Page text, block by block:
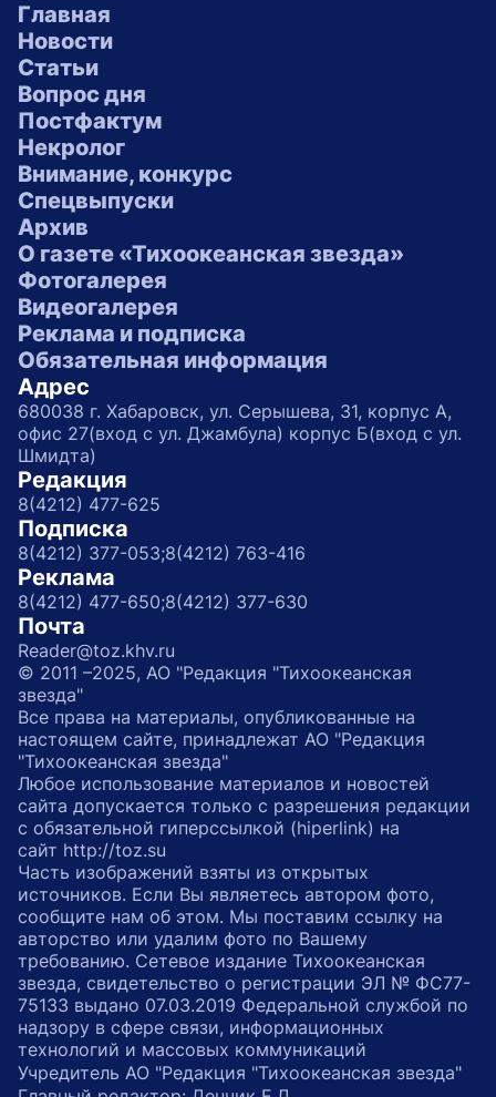
Главная
Новости
Статьи
Вопрос дня
Постфактум
Некролог
Внимание, конкурс
Спецвыпуски
Архив
О газете «Тихоокеанская звезда»
Фотогалерея
Видеогалерея
Реклама и подписка
Обязательная информация
Адрес
680038 г. Хабаровск, ул. Серышева, 31, корпус А,
офис 27(вход с ул. Джамбула) корпус Б(вход с ул.
Шмидта)
Редакция
8(4212) 477-625
Подписка
8(4212) 377-053;8(4212) 763-416
Реклама
8(4212) 477-650;8(4212) 377-630
Почта
Reader@toz.khv.ru
© 2011 –2025, АО "Редакция "Тихоокеанская
звезда"
Все права на материалы, опубликованные на
настоящем сайте, принадлежат АО "Редакция
"Тихоокеанская звезда"
Любое использование материалов и новостей
сайта допускается только с разрешения редакции
с обязательной гиперссылкой (hiperlink) на
сайт http://toz.su
Часть изображений взяты из открытых
источников. Если Вы являетесь автором фото,
сообщите нам об этом. Мы поставим ссылку на
авторство или удалим фото по Вашему
требованию. Сетевое издание Тихоокеанская
звезда, свидетельство о регистрации ЭЛ № ФС77-
75133 выдано 07.03.2019 Федеральной службой по
надзору в сфере связи, информационных
технологий и массовых коммуникаций
Учредитель АО "Редакция "Тихоокеанская звезда"